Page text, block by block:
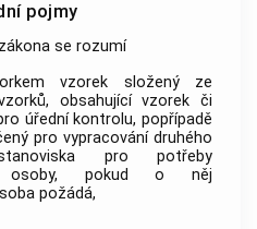
pojmy
se rozumí
vzorek složený ze
obsahující vzorek či
úřední kontrolu, popřípadě
pro vypracování druhého
pro potřeby
osoby, pokud o něj
požádá,